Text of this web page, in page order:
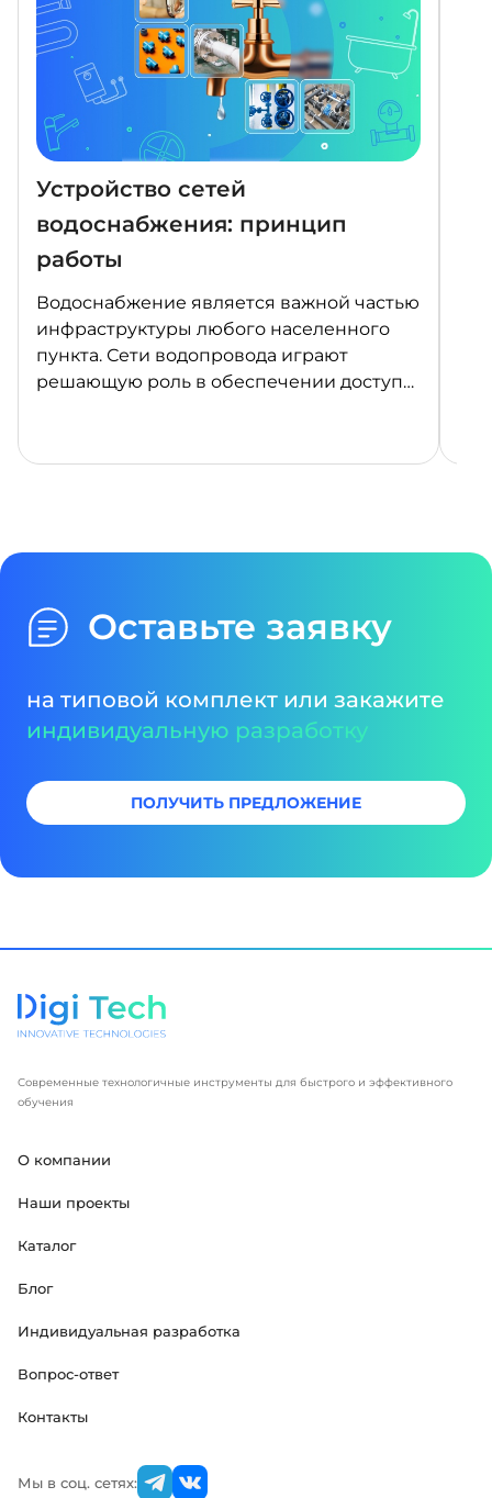
Устройство сетей
водоснабжения: принцип
работы
Водоснабжение является важной частью
инфраструктуры любого населенного
пункта. Сети водопровода играют
решающую роль в обеспечении доступа
рассмотрим, что такое сети водопровода,
Оставьте заявку
на типовой комплект или закажите
индивидуальную разработку
ПОЛУЧИТЬ ПРЕДЛОЖЕНИЕ
Современные технологичные инструменты для быстрого и эффективного
обучения
О компании
Наши проекты
Каталог
Блог
Индивидуальная разработка
Вопрос-ответ
Контакты
Мы в соц. сетях: